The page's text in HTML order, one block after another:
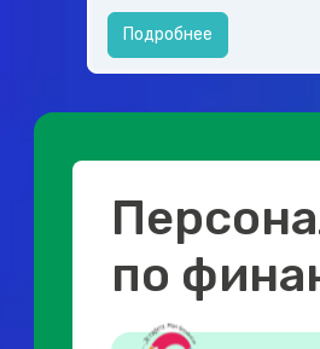
Подробнее
по